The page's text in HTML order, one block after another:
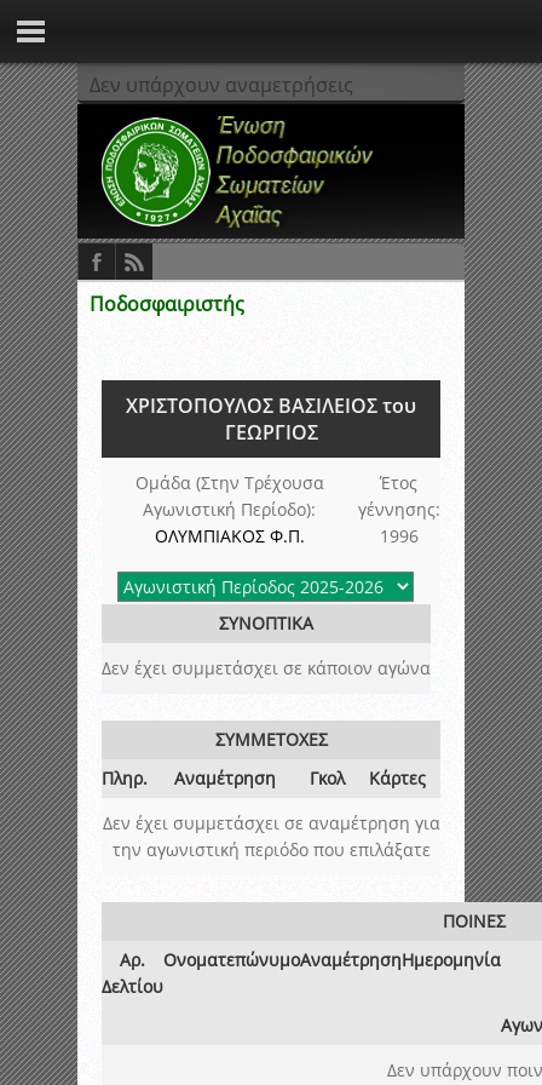
Δεν υπάρχουν αναμετρήσεις
Ποδοσφαιριστής
ΧΡΙΣΤΟΠΟΥΛΟΣ ΒΑΣΙΛΕΙΟΣ του
ΓΕΩΡΓΙΟΣ
Ομάδα (Στην Τρέχουσα
Αγωνιστική Περίοδο):
ΟΛΥΜΠΙΑΚΟΣ Φ.Π.
Έτος
γέννησης:
1996
ΣΥΝΟΠΤΙΚΑ
Δεν έχει συμμετάσχει σε κάποιον αγώνα
ΣΥΜΜΕΤΟΧΕΣ
Πληρ.
Αναμέτρηση Γκολ
Κάρτες
Δεν έχει συμμετάσχει σε αναμέτρηση για
την αγωνιστική περιόδο που επιλάξατε
ΠΟΙΝΕΣ
Αρ.
Δελτίου
ΟνοματεπώνυμοΑναμέτρησηΗμερομηνία
Δεν υπάρχουν